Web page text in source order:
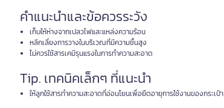
คำแนะนำและข้อควรระวัง
เก็บให้ห่างจากเปลวไฟและแหล่งความร้อน
หลีกเลี่ยงการวางในบริเวณที่มีความชื้นสูง
ไม่ควรใช้สารเคมีรุนแรงในการทำความสะอาด
Tip. เทคนิคเล็กๆ ที่แนะนำ
ให้ลูกใช้สารทำความสะอาดที่อ่อนโยนเพื่อยืดอายุการใช้งานของกระเป๋า